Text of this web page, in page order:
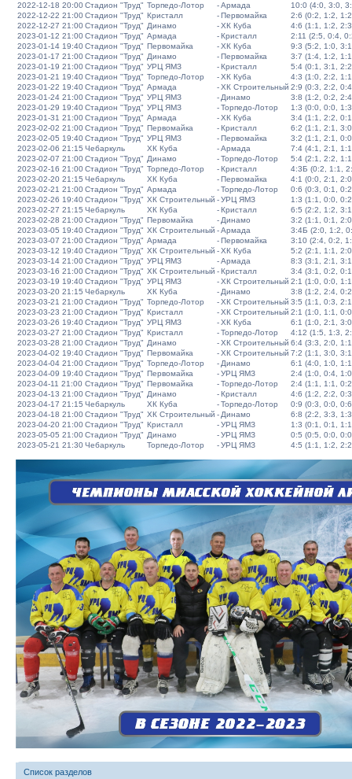
2022-12-18 20:00Стадион "Труд" Торпедо-Лотор -Армада
10:0 (4:0, 3:0,
2022-12-22 21:00Стадион "Труд" Кристалл -Первомайка
2:6 (0:2, 1:2,
2022-12-27 21:00Стадион "Труд" Динамо -ХК Куба
4:6 (1:1, 1:2,
2023-01-12 21:00Стадион "Труд" Армада -Кристалл
2:11 (2:5, 0:4,
2023-01-14 19:40Стадион "Труд" Первомайка -ХК Куба
9:3 (5:2, 1:0,
2023-01-17 21:00Стадион "Труд" Динамо -Первомайка
3:7 (1:4, 1:2,
2023-01-19 21:00Стадион "Труд" УРЦ ЯМЗ -Кристалл
5:4 (0:1, 3:1,
2023-01-21 19:40Стадион "Труд" Торпедо-Лотор -ХК Куба
4:3 (1:0, 2:2,
2023-01-22 19:40Стадион "Труд" Армада -ХК Строительный 2:9 (0:3, 2:2,
2023-01-24 21:00Стадион "Труд" УРЦ ЯМЗ - Динамо
3:8 (1:2, 0:2,
2023-01-29 19:40Стадион "Труд" УРЦ ЯМЗ -Торпедо-Лотор
1:3 (0:0, 0:0,
2023-01-31 21:00Стадион "Труд" Армада -ХК Куба
3:4 (1:1, 2:2,
2023-02-02 21:00Стадион "Труд" Первомайка -Кристалл
6:2 (1:1, 2:1,
2023-02-05 19:40Стадион "Труд" УРЦ ЯМЗ -Первомайка
3:2 (1:1, 2:1,
2023-02-06 21:15 Чебаркуль ХК Куба -Армада
7:4 (4:1, 2:1,
2023-02-07 21:00Стадион "Труд" Динамо -Торпедо-Лотор
5:4 (2:1, 2:2,
2023-02-16 21:00Стадион "Труд" Торпедо-Лотор -Кристалл
4:3Б (0:2, 1:1,
2023-02-20 21:15 Чебаркуль ХК Куба -Первомайка
4:1 (0:0, 2:1,
2023-02-21 21:00Стадион "Труд" Армада -Торпедо-Лотор
0:6 (0:3, 0:1,
2023-02-26 19:40Стадион "Труд" ХК Строительный -УРЦ ЯМЗ
1:3 (1:1, 0:0,
2023-02-27 21:15 Чебаркуль ХК Куба -Кристалл
6:5 (2:2, 1:2,
2023-02-28 21:00Стадион "Труд" Первомайка - Динамо
3:2 (1:1, 0:1,
2023-03-05 19:40Стадион "Труд" ХК Строительный -Армада
3:4Б (2:0, 1:2,
2023-03-07 21:00Стадион "Труд" Армада -Первомайка
3:10 (2:4, 0:2,
2023-03-12 19:40Стадион "Труд" ХК Строительный -ХК Куба
5:2 (2:1, 1:1,
2023-03-14 21:00Стадион "Труд" УРЦ ЯМЗ -Армада
8:3 (3:1, 2:1,
2023-03-16 21:00Стадион "Труд" ХК Строительный -Кристалл
3:4 (3:1, 0:2,
2023-03-19 19:40Стадион "Труд" УРЦ ЯМЗ -ХК Строительный 2:1 (1:0, 0:0,
2023-03-20 21:15 Чебаркуль ХК Куба - Динамо
3:8 (1:2, 2:4,
2023-03-21 21:00Стадион "Труд" Торпедо-Лотор -ХК Строительный 3:5 (1:1, 0:3,
2023-03-23 21:00Стадион "Труд" Кристалл -ХК Строительный 2:1 (1:0, 1:1,
2023-03-26 19:40Стадион "Труд" УРЦ ЯМЗ -ХК Куба
6:1 (1:0, 2:1,
2023-03-27 21:00Стадион "Труд" Кристалл -Торпедо-Лотор
4:12 (1:5, 1:3,
2023-03-28 21:00Стадион "Труд" Динамо -ХК Строительный 6:4 (3:3, 2:0,
2023-04-02 19:40Стадион "Труд" Первомайка -ХК Строительный 7:2 (1:1, 3:0,
2023-04-04 21:00Стадион "Труд" Торпедо-Лотор - Динамо
6:1 (4:0, 1:0,
2023-04-09 19:40Стадион "Труд" Первомайка -УРЦ ЯМЗ
2:4 (1:0, 0:4,
2023-04-11 21:00 Стадион "Труд" Первомайка -Торпедо-Лотор
2:4 (1:1, 1:1,
2023-04-13 21:00Стадион "Труд" Динамо -Кристалл
4:6 (1:2, 2:2,
2023-04-17 21:15 Чебаркуль ХК Куба -Торпедо-Лотор
0:9 (0:3, 0:0,
2023-04-18 21:00Стадион "Труд" ХК Строительный - Динамо
6:8 (2:2, 3:3,
2023-04-20 21:00Стадион "Труд" Кристалл -УРЦ ЯМЗ
1:3 (0:1, 0:1,
2023-05-05 21:00Стадион "Труд" Динамо -УРЦ ЯМЗ
0:5 (0:5, 0:0,
2023-05-21 21:30Чебаркуль Торпедо-Лотор -УРЦ ЯМЗ 4:5 (1:1, 1:2,
Список разделов